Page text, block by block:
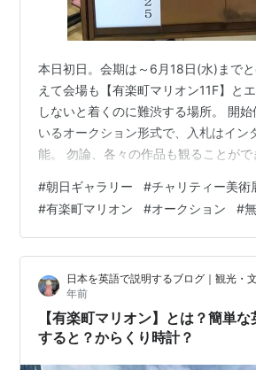
本日初日。会期は～6月18日(水)まで
えて会場も【有楽町マリオン11F】と
しないと着くのに難渋する場所。 開
いるオークション形式で、入札はイン
能。 勿論、各々の作品も観ることが
ている。 チャリティー故だろう、小品
児』の作品が、¥116,000～とされてい
然、更に高くはなるのだろうが・・・
いるのは画のみで書や工芸は無かった
#朝日ギャラリー #チャリティー美術
#有楽町マリオン #オークション #
日本を英語で説明するブログ｜観光・
年前
【有楽町マリオン】とは？簡単
すると？からくり時計？